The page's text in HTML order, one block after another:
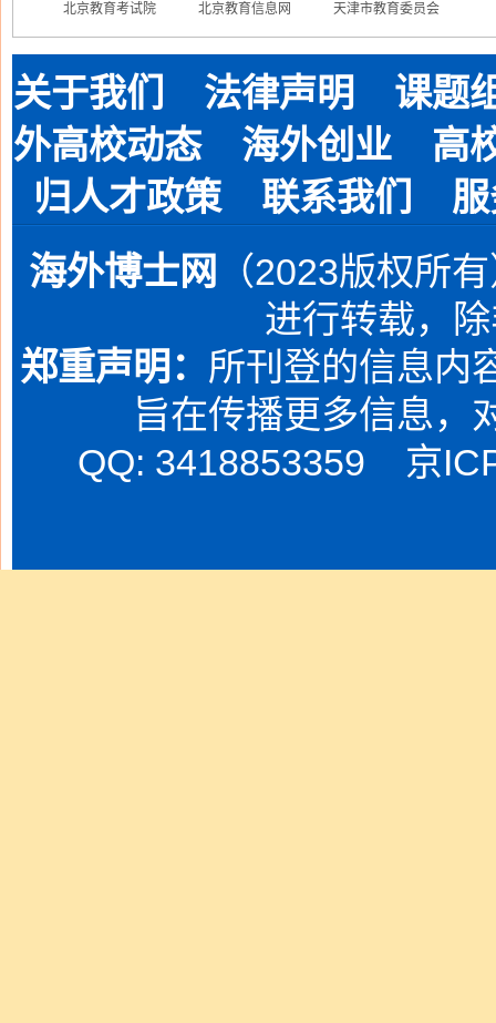
北京教育考试院 北京教育信息网 天津市教育委员会
关于我们 法律声明
课题
外高校动态
海外创业
高
归人才政策
联系我们
海外博士网
（2023版权所
进行转载，
郑重声明： 所刊登的信息内
旨在传播更多信息，
QQ: 3418853359 京